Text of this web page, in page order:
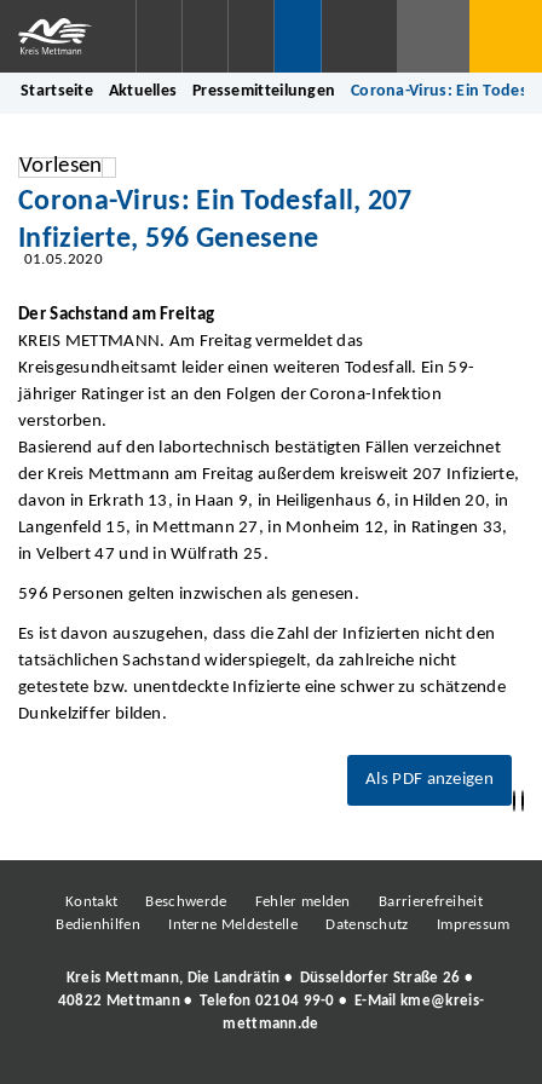
Startseite Aktuelles Pressemitteilungen Corona-Virus: Ein
Vorlesen
Corona-Virus: Ein Todesfall, 207
Infizierte, 596 Genesene
01.05.2020
Der Sachstand am Freitag
KREIS METTMANN. Am Freitag vermeldet das
Kreisgesundheitsamt leider einen weiteren Todesfall. Ein 59-
jähriger Ratinger ist an den Folgen der Corona-Infektion
verstorben.
Basierend auf den labortechnisch bestätigten Fällen verzeichnet
der Kreis Mettmann am Freitag außerdem kreisweit 207 Infizierte,
davon in Erkrath 13, in Haan 9, in Heiligenhaus 6, in Hilden 20, in
Langenfeld 15, in Mettmann 27, in Monheim 12, in Ratingen 33,
in Velbert 47 und in Wülfrath 25.
596 Personen gelten inzwischen als genesen.
Es ist davon auszugehen, dass die Zahl der Infizierten nicht den
tatsächlichen Sachstand widerspiegelt, da zahlreiche nicht
getestete bzw. unentdeckte Infizierte eine schwer zu schätzende
Dunkelziffer bilden.
Als PDF anzeigen
Kontakt Beschwerde Fehler melden
Barrierefreiheit
Bedienhilfen
Interne Meldestelle Datenschutz Impressum
Kreis Mettmann, Die Landrätin • Düsseldorfer Straße 26 •
40822 Mettmann • Telefon 02104 99-0 • E-Mail
kme@kreis-
mettmann.de